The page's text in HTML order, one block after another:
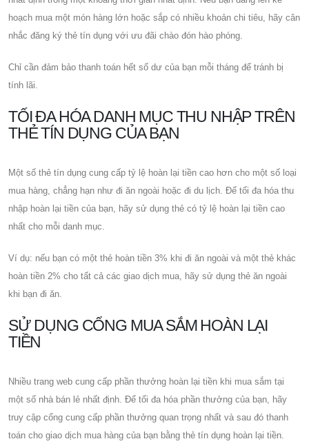
hoạch mua một món hàng lớn hoặc sắp có nhiều khoản chi tiêu, hãy cân
nhắc đăng ký thẻ tín dụng với ưu đãi chào đón hào phóng.
Chỉ cần đảm bảo thanh toán hết số dư của bạn mỗi tháng để tránh bị
tính lãi.
TỐI ĐA HÓA DANH MỤC THU NHẬP TRÊN
THẺ TÍN DỤNG CỦA BẠN
Một số thẻ tín dụng cung cấp tỷ lệ hoàn lại tiền cao hơn cho một số loại
mua hàng, chẳng hạn như đi ăn ngoài hoặc đi du lịch. Để tối đa hóa thu
nhập hoàn lại tiền của bạn, hãy sử dụng thẻ có tỷ lệ hoàn lại tiền cao
nhất cho mỗi danh mục.
Ví dụ: nếu bạn có một thẻ hoàn tiền 3% khi đi ăn ngoài và một thẻ khác
hoàn tiền 2% cho tất cả các giao dịch mua, hãy sử dụng thẻ ăn ngoài
khi bạn đi ăn.
SỬ DỤNG CỔNG MUA SẮM HOÀN LẠI
TIỀN
Nhiều trang web cung cấp phần thưởng hoàn lại tiền khi mua sắm tại
một số nhà bán lẻ nhất định. Để tối đa hóa phần thưởng của bạn, hãy
truy cập cổng cung cấp phần thưởng quan trọng nhất và sau đó thanh
toán cho giao dịch mua hàng của bạn bằng thẻ tín dụng hoàn lại tiền.